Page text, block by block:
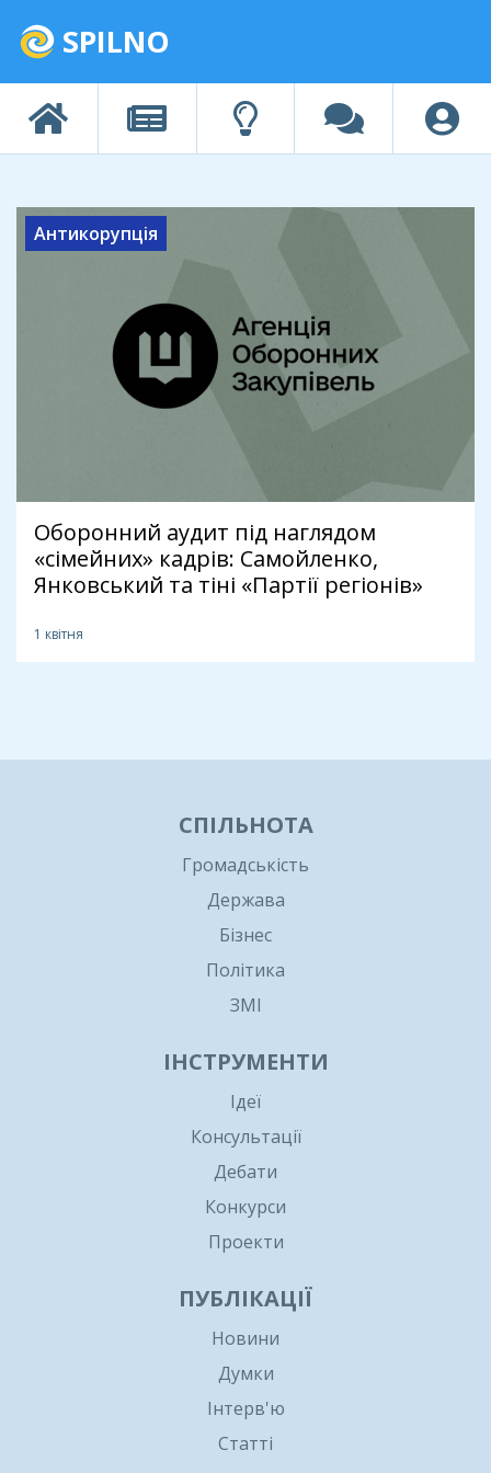
SPILNO
Антикорупція
Оборонний аудит під наглядом
«сімейних» кадрів: Самойленко,
Янковський та тіні «Партії регіонів»
1 квітня
СПІЛЬНОТА
Громадськість
Держава
Бізнес
Політика
ЗМІ
ІНСТРУМЕНТИ
Ідеї
Консультації
Дебати
Конкурси
Проекти
ПУБЛІКАЦІЇ
Новини
Думки
Інтерв'ю
Статті